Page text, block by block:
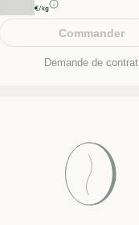
€/kg
Commander
Demande de contrat